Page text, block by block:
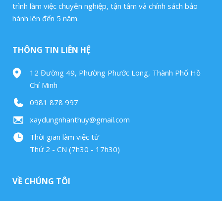
trình làm việc chuyên nghiệp, tận tâm và chính sách bảo
hành lên đến 5 năm.
THÔNG TIN LIÊN HỆ
12 Đường 49, Phường Phước Long, Thành Phố Hồ
Chí Minh
0981 878 997
xaydungnhanthuy@gmail.com
Thời gian làm việc từ
Thứ 2 - CN (7h30 - 17h30)
VỀ CHÚNG TÔI